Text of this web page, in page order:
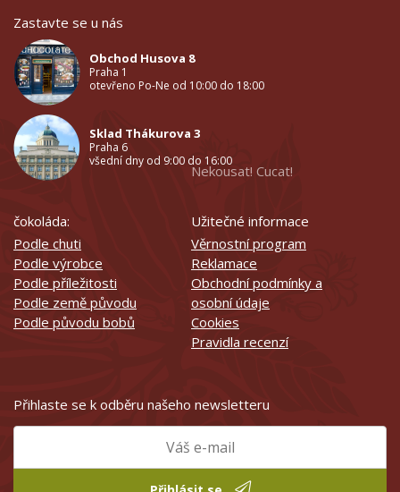
Zastavte se u nás
Obchod Husova 8
Praha 1
otevřeno Po-Ne od 10:00 do 18:00
Sklad Thákurova 3
Praha 6
všední dny od 9:00 do 16:00
čokoláda:
Podle chuti
Podle výrobce
Podle příležitosti
Podle země původu
Podle původu bobů
Nekousat! Cucat!
Užitečné informace
Věrnostní program
Reklamace
Obchodní podmínky a
osobní údaje
Cookies
Pravidla recenzí
Přihlaste se k odběru našeho newsletteru